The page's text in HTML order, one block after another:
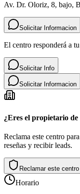
Av. Dr. Oloriz, 8, bajo,
Solicitar Informacion
El centro responderá a
Solicitar Info
Solicitar Informacion
¿Eres el propietario de
Reclama este centro
reseñas y recibir leads.
Reclamar este centro
Horario